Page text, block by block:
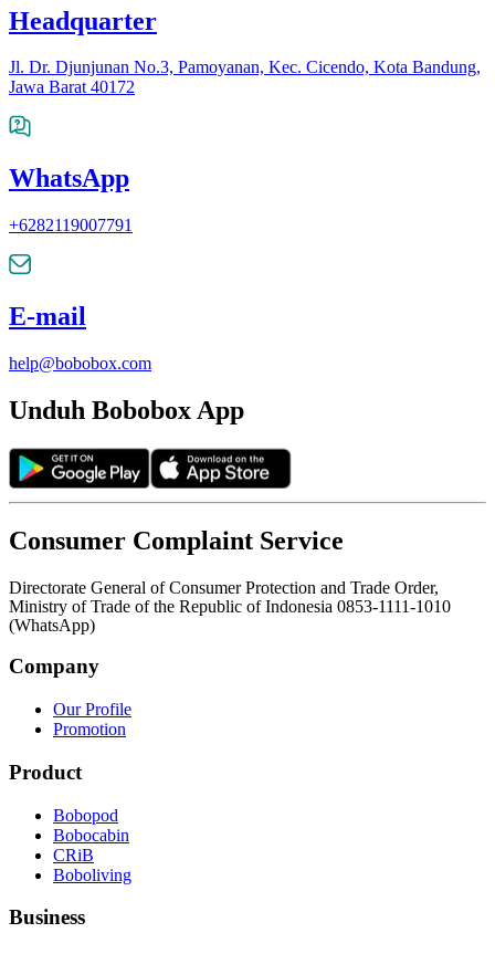
Headquarter
Jl. Dr. Djunjunan No.3, Pamoyanan, Kec. Cicendo, Kota Bandung,
Jawa Barat 40172
WhatsApp
+6282119007791
E-mail
help@bobobox.com
Unduh Bobobox App
Consumer Complaint Service
Directorate General of Consumer Protection and Trade Order,
Ministry of Trade of the Republic of Indonesia 0853-1111-1010
(WhatsApp)
Company
Our Profile
Promotion
Product
Bobopod
Bobocabin
CRiB
Boboliving
Business